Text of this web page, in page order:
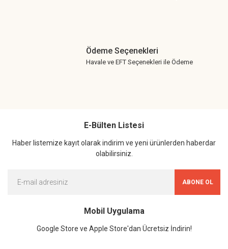
Ödeme Seçenekleri
Havale ve EFT Seçenekleri ile Ödeme
E-Bülten Listesi
Haber listemize kayıt olarak indirim ve yeni ürünlerden haberdar
olabilirsiniz.
ABONE OL
Mobil Uygulama
Google Store ve Apple Store'dan Ücretsiz İndirin!